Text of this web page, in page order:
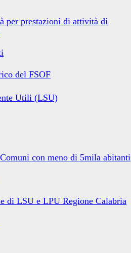
per prestazioni di attività di
del FSOF
Utili (LSU)
con meno di 5mila abitanti
di LSU e LPU Regione Calabria